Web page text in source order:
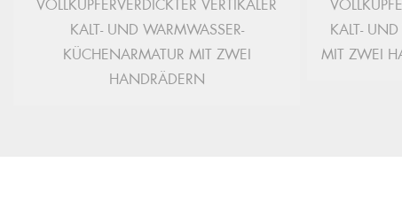
VOLLKUPFERVERDICKTER VERTIKALER
KALT- UND WARMWASSER-
KÜCHENARMATUR MIT ZWEI
HANDRÄDERN
KALT-
MIT ZWEI